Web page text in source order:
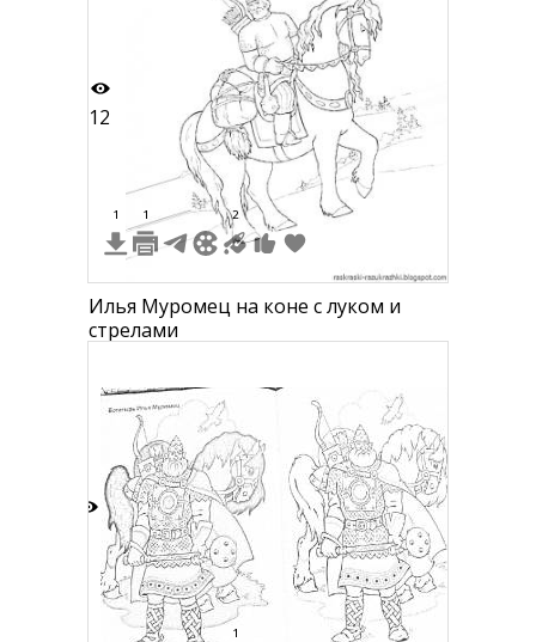
12
1 1 2
Илья Муромец на коне с луком и
стрелами
1